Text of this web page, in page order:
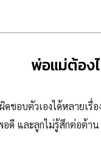
พ่อแม่ต้อง
ชอบตัวเองได้หลายเ
อดี และลูกไม่รู้สึกต่อต้าน